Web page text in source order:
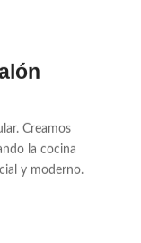
Creamos
la cocina
y moderno.
crear